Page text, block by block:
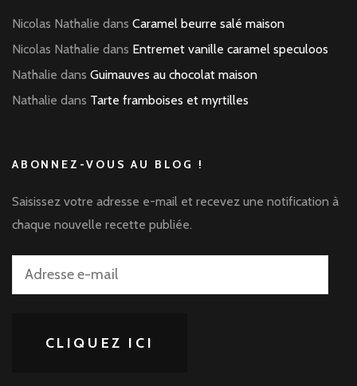
Nicolas Nathalie dans Caramel beurre salé maison
Nicolas Nathalie dans Entremet vanille caramel speculoos
Nathalie dans Guimauves au chocolat maison
Nathalie dans Tarte framboises et myrtilles
ABONNEZ-VOUS AU BLOG !
Saisissez votre adresse e-mail et recevez une notification à
chaque nouvelle recette publiée.
Adresse
CLIQUEZ ICI